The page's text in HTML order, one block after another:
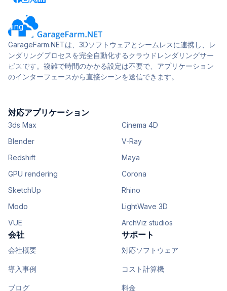
GarageFarm.NETは、3Dソフトウェアとシームレスに連携し、レ
ンダリングプロセスを完全自動化するクラウドレンダリングサー
ビスです。複雑で時間のかかる設定は不要で、アプリケーション
のインターフェースから直接シーンを送信できます。
対応アプリケーション
3ds Max
Cinema 4D
Blender
V-Ray
Redshift
Maya
GPU rendering
Corona
SketchUp
Rhino
Modo
LightWave 3D
VUE
ArchViz studios
会社
会社概要
導入事例
ブログ
サポート
対応ソフトウェア
コスト計算機
料金